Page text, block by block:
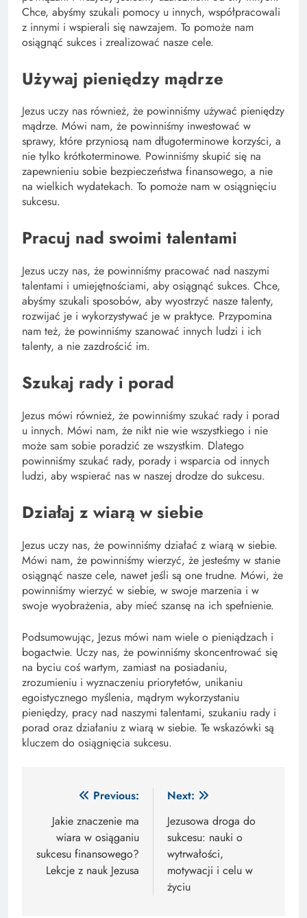
Chce, abyśmy szukali pomocy u innych, współpracowali
z innymi i wspierali się nawzajem. To pomoże nam
osiągnąć sukces i zrealizować nasze cele.
Używaj pieniędzy mądrze
Jezus uczy nas również, że powinniśmy używać pieniędzy
mądrze. Mówi nam, że powinniśmy inwestować w
sprawy, które przyniosą nam długoterminowe korzyści, a
nie tylko krótkoterminowe. Powinniśmy skupić się na
zapewnieniu sobie bezpieczeństwa finansowego, a nie
na wielkich wydatekach. To pomoże nam w osiągnięciu
sukcesu.
Pracuj nad swoimi talentami
Jezus uczy nas, że powinniśmy pracować nad naszymi
talentami i umiejętnościami, aby osiągnąć sukces. Chce,
abyśmy szukali sposobów, aby wyostrzyć nasze talenty,
rozwijać je i wykorzystywać je w praktyce. Przypomina
nam też, że powinniśmy szanować innych ludzi i ich
talenty, a nie zazdrościć im.
Szukaj rady i porad
Jezus mówi również, że powinniśmy szukać rady i porad
u innych. Mówi nam, że nikt nie wie wszystkiego i nie
może sam sobie poradzić ze wszystkim. Dlatego
powinniśmy szukać rady, porady i wsparcia od innych
ludzi, aby wspierać nas w naszej drodze do sukcesu.
Działaj z wiarą w siebie
Jezus uczy nas, że powinniśmy działać z wiarą w siebie.
Mówi nam, że powinniśmy wierzyć, że jesteśmy w stanie
osiągnąć nasze cele, nawet jeśli są one trudne. Mówi, że
powinniśmy wierzyć w siebie, w swoje marzenia i w
swoje wyobrażenia, aby mieć szansę na ich spełnienie.
Podsumowując, Jezus mówi nam wiele o pieniądzach i
bogactwie. Uczy nas, że powinniśmy skoncentrować się
na byciu coś wartym, zamiast na posiadaniu,
zrozumieniu i wyznaczeniu priorytetów, unikaniu
egoistycznego myślenia, mądrym wykorzystaniu
pieniędzy, pracy nad naszymi talentami, szukaniu rady i
porad oraz działaniu z wiarą w siebie. Te wskazówki są
kluczem do osiągnięcia sukcesu.
Nawigacja
wpisu
Previous:
Jakie znaczenie ma
wiara w osiąganiu
sukcesu finansowego?
Lekcje z nauk Jezusa
Next:
Jezusowa droga do
sukcesu: nauki o
wytrwałości,
motywacji i celu w
życiu